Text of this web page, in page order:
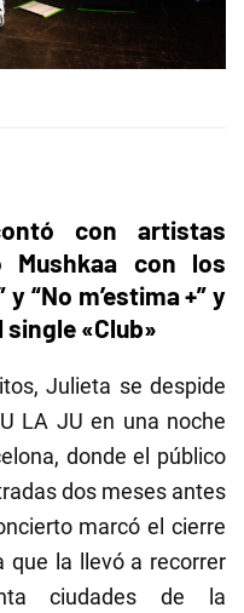
con artistas
Mushkaa con los
“No m’estima +” y
single «Club»
Julieta se despide
LA JU en una noche
donde el público
dos meses antes
marcó el cierre
que la llevó a recorrer
ciudades de la